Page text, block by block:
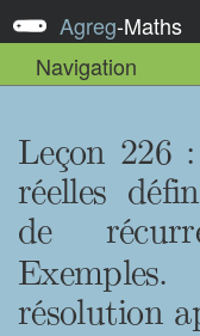
Agreg-Maths
Navigation
Leçon 226
réelles
de
résolution